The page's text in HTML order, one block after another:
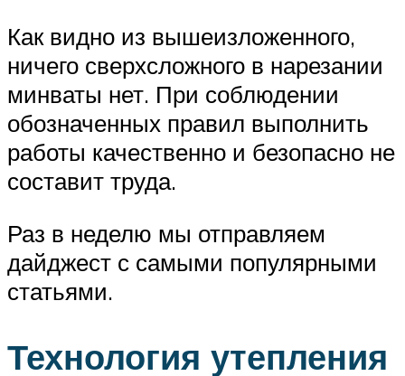
Как видно из вышеизложенного,
ничего сверхсложного в нарезании
минваты нет. При соблюдении
обозначенных правил выполнить
работы качественно и безопасно не
составит труда.
Раз в неделю мы отправляем
дайджест с самыми популярными
статьями.
Технология утепления